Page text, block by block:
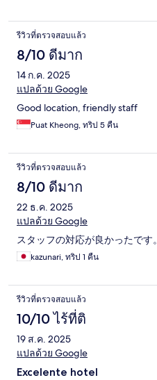
รีวิวที่ตรวจสอบแล้ว
8/10 ดีมาก
14 ก.ค. 2025
แปลด้วย Google
Good location, friendly staff
Puat Kheong, ทริป 5 คืน
รีวิวที่ตรวจสอบแล้ว
8/10 ดีมาก
22 ธ.ค. 2025
แปลด้วย Google
スタッフの対応が良かったです。
kazunari, ทริป 1 คืน
รีวิวที่ตรวจสอบแล้ว
10/10 ไร้ที่ติ
19 ส.ค. 2025
แปลด้วย Google
Excelente hotel